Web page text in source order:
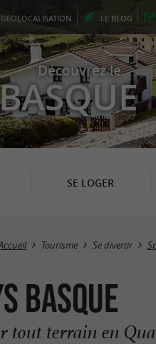
GEOLOCALISATION LE BLOG
Découvrez le
SE LOGER
Tourisme Se divertir
Basque
tout terrain en